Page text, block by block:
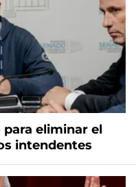
eliminar el
intendentes